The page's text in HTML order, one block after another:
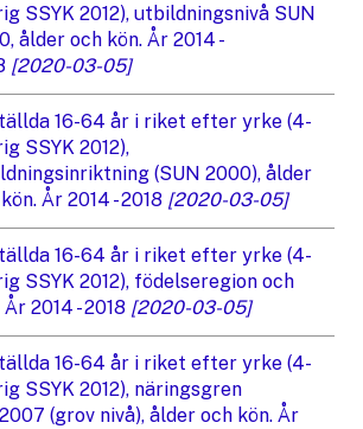
SSYK 2012), utbildningsnivå SUN
ålder och kön. År 2014 -
[2020-03-05]
16-64 år i riket efter yrke (4-
SSYK 2012),
(SUN 2000), ålder
År 2014 - 2018 [2020-03-05]
16-64 år i riket efter yrke (4-
SSYK 2012), födelseregion och
År 2014 - 2018 [2020-03-05]
16-64 år i riket efter yrke (4-
SSYK 2012), näringsgren
(grov nivå), ålder och kön. År